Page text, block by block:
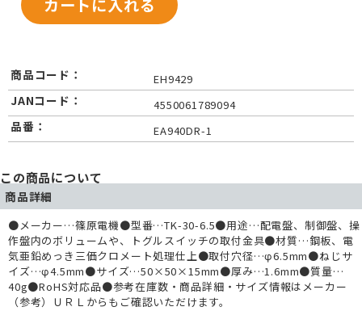
商品コード： EH9429
JANコード： 4550061789094
品番： EA940DR-1
この商品について
商品詳細
●メーカー…篠原電機●型番…TK-30-6.5●用途…配電盤、制御盤、操
作盤内のボリュームや、トグルスイッチの取付金具●材質…鋼板、電
気亜鉛めっき三価クロメート処理仕上●取付穴径…φ6.5mm●ねじサ
イズ…φ4.5mm●サイズ…50×50×15mm●厚み…1.6mm●質量…
40g●RoHS対応品●参考在庫数・商品詳細・サイズ情報はメーカー
（参考）ＵＲＬからもご確認いただけます。